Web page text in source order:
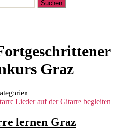
Graz
Lieder auf der Gitarre begleiten
lernen Graz